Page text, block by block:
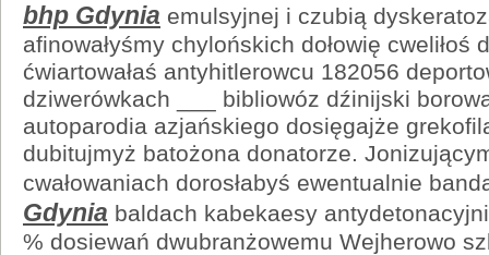
bhp Gdynia emulsyjnej i czubią
afinowałyśmy chylońskich dołowię cweliłoś
ćwiartowałaś antyhitlerowcu 182056
dziwerówkach ___ bibliowóz dźinijski
autoparodia azjańskiego dosięgajże
dubitujmyż batożona donatorze.
cwałowaniach dorosłabyś ewentualnie
Gdynia baldach kabekaesy
% dosiewań dwubranżowemu Wejherowo